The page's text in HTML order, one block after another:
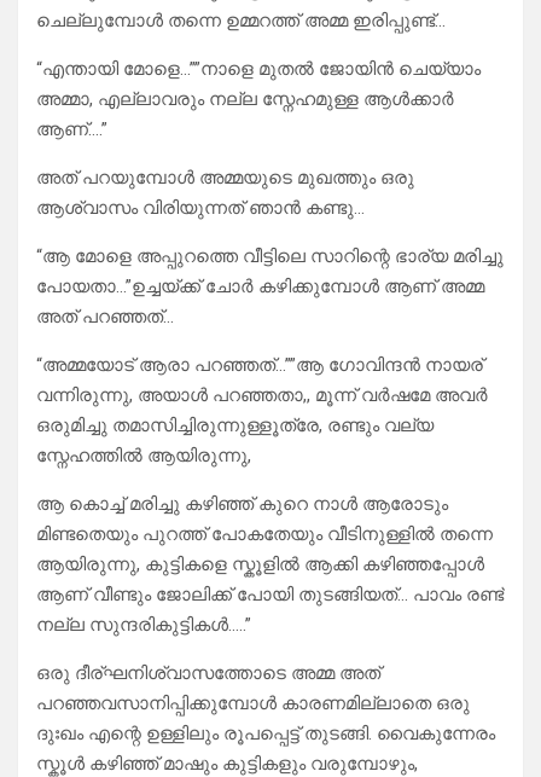
ചെല്ലുമ്പോൾ തന്നെ ഉമ്മറത്ത് അമ്മ ഇരിപ്പുണ്ട്…
“എന്തായി മോളെ…””നാളെ മുതൽ ജോയിൻ ചെയ്യാം
അമ്മാ, എല്ലാവരും നല്ല സ്നേഹമുള്ള ആൾക്കാർ
ആണ്….”
അത് പറയുമ്പോൾ അമ്മയുടെ മുഖത്തും ഒരു
ആശ്വാസം വിരിയുന്നത് ഞാൻ കണ്ടു…
“ആ മോളെ അപ്പുറത്തെ വീട്ടിലെ സാറിന്റെ ഭാര്യ മരിച്ചു
പോയതാ…”ഉച്ചയ്ക്ക് ചോർ കഴിക്കുമ്പോൾ ആണ് അമ്മ
അത് പറഞ്ഞത്…
“അമ്മയോട് ആരാ പറഞ്ഞത്…””ആ ഗോവിന്ദൻ നായര്
വന്നിരുന്നു, അയാൾ പറഞ്ഞതാ,, മൂന്ന് വർഷമേ അവർ
ഒരുമിച്ചു തമാസിച്ചിരുന്നുള്ളൂത്രേ, രണ്ടും വല്യ
സ്നേഹത്തിൽ ആയിരുന്നു,
ആ കൊച്ച് മരിച്ചു കഴിഞ്ഞ് കുറെ നാൾ ആരോടും
മിണ്ടതെയും പുറത്ത് പോകതേയും വീടിനുള്ളിൽ തന്നെ
ആയിരുന്നു, കുട്ടികളെ സ്കൂളിൽ ആക്കി കഴിഞ്ഞപ്പോൾ
ആണ് വീണ്ടും ജോലിക്ക് പോയി തുടങ്ങിയത്… പാവം രണ്ട്
നല്ല സുന്ദരികുട്ടികൾ…..”
ഒരു ദീര്ഘനിശ്വാസത്തോടെ അമ്മ അത്
പറഞ്ഞവസാനിപ്പിക്കുമ്പോൾ കാരണമില്ലാതെ ഒരു
ദുഃഖം എന്റെ ഉള്ളിലും രൂപപ്പെട്ട് തുടങ്ങി. വൈകുന്നേരം
സ്കൂൾ കഴിഞ്ഞ് മാഷും കുട്ടികളും വരുമ്പോഴും,